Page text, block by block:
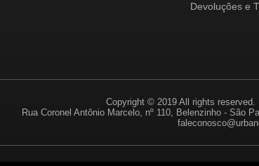
Devoluções e
Copyright © 2019 All rights reserved.
Rua Coronel Antônio Marcelo, nº 110, Belenzinho - São